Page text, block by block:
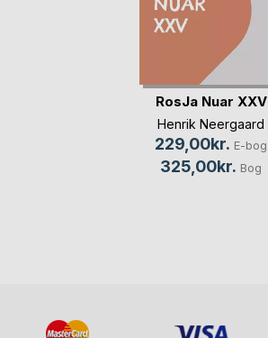
RosJa Nuar XXV
Henrik Neergaard
229,00kr. E-bog
325,00kr. Bog